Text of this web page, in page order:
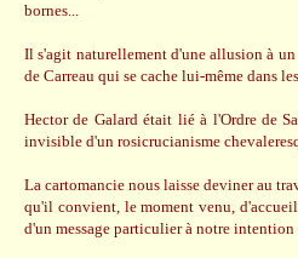
bornes...
Il s'agit naturellement d'une allusion à
de Carreau qui se cache lui-même dans
Hector de Galard était lié à l'Ordre de
invisible d'un rosicrucianisme
La cartomancie nous laisse deviner au
qu'il convient, le moment venu,
d'un message particulier à notre